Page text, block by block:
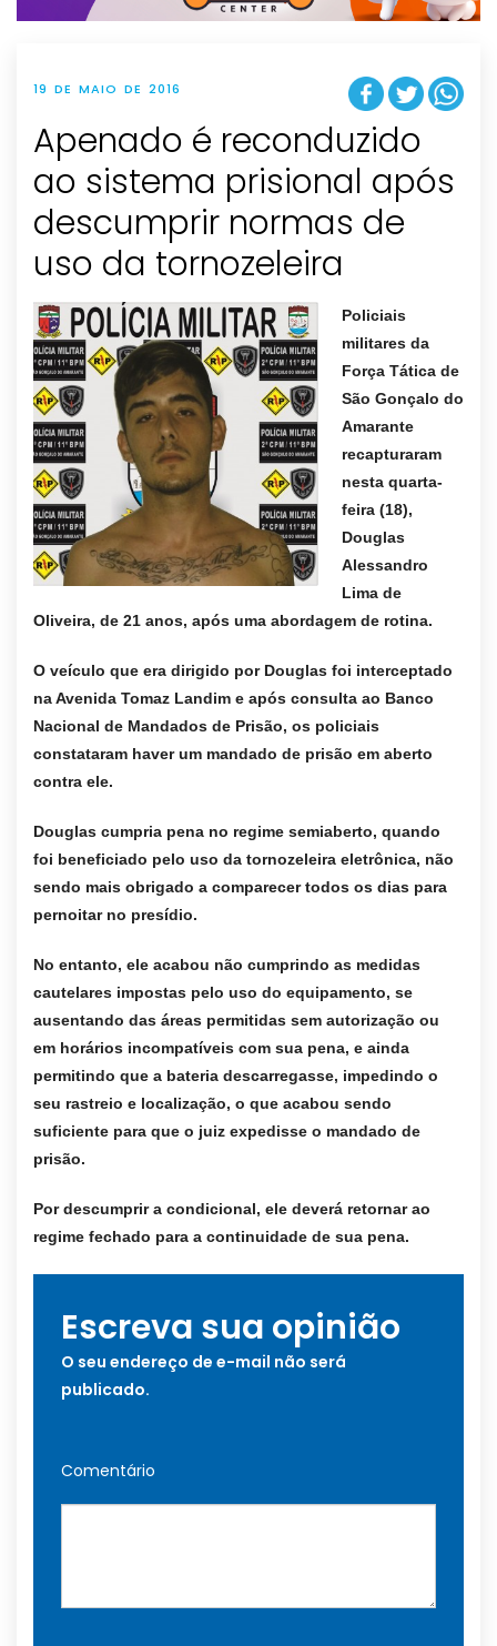
n
19 DE MAIO DE 2016
Apenado é reconduzido
ao sistema prisional após
descumprir normas de
Policiais
militares da
Força Tática de
São Gonçalo do
Amarante
recapturaram
nesta quarta-
feira (18),
Douglas
Alessandro
Lima de
Oliveira, de 21 anos, após uma abordagem de rotina.
O veículo que era dirigido por Douglas foi interceptado
na Avenida Tomaz Landim e após consulta ao Banco
Nacional de Mandados de Prisão, os policiais
constataram haver um mandado de prisão em aberto
contra ele.
Douglas cumpria pena no regime semiaberto, quando
foi beneficiado pelo uso da tornozeleira eletrônica, não
sendo mais obrigado a comparecer todos os dias para
pernoitar no presídio.
No entanto, ele acabou não cumprindo as medidas
cautelares impostas pelo uso do equipamento, se
ausentando das áreas permitidas sem autorização ou
em horários incompatíveis com sua pena, e ainda
permitindo que a bateria descarregasse, impedindo o
seu rastreio e localização, o que acabou sendo
suficiente para que o juiz expedisse o mandado de
prisão.
Por descumprir a condicional, ele deverá retornar ao
regime fechado para a continuidade de sua pena.
Escreva sua opinião
O seu endereço de e-mail não será
publicado.
Comentário